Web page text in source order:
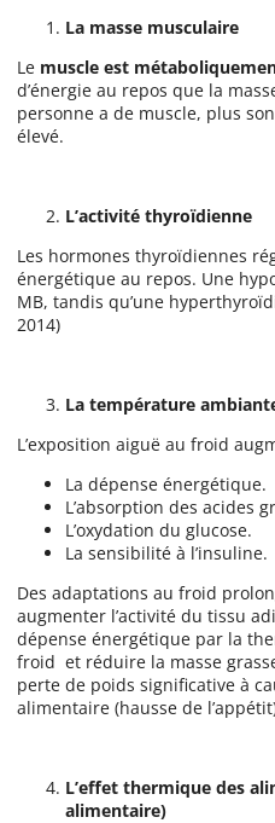
La masse musculaire
Le muscle est
d’énergie au repos que la
personne a de muscle, plus
élevé.
L’activité thyroïdienne
Les hormones thyroïdiennes
énergétique au repos. Une
MB, tandis qu’une
2014)
La température
L’exposition aiguë au froid
La dépense énergétique.
L’absorption des acides
L’oxydation du glucose.
La sensibilité à l’insuline.
Des adaptations au froid
augmenter l’activité du tissu
dépense énergétique par la
froid et réduire la masse
perte de poids significative à
alimentaire (hausse de
L’effet thermique des
alimentaire)